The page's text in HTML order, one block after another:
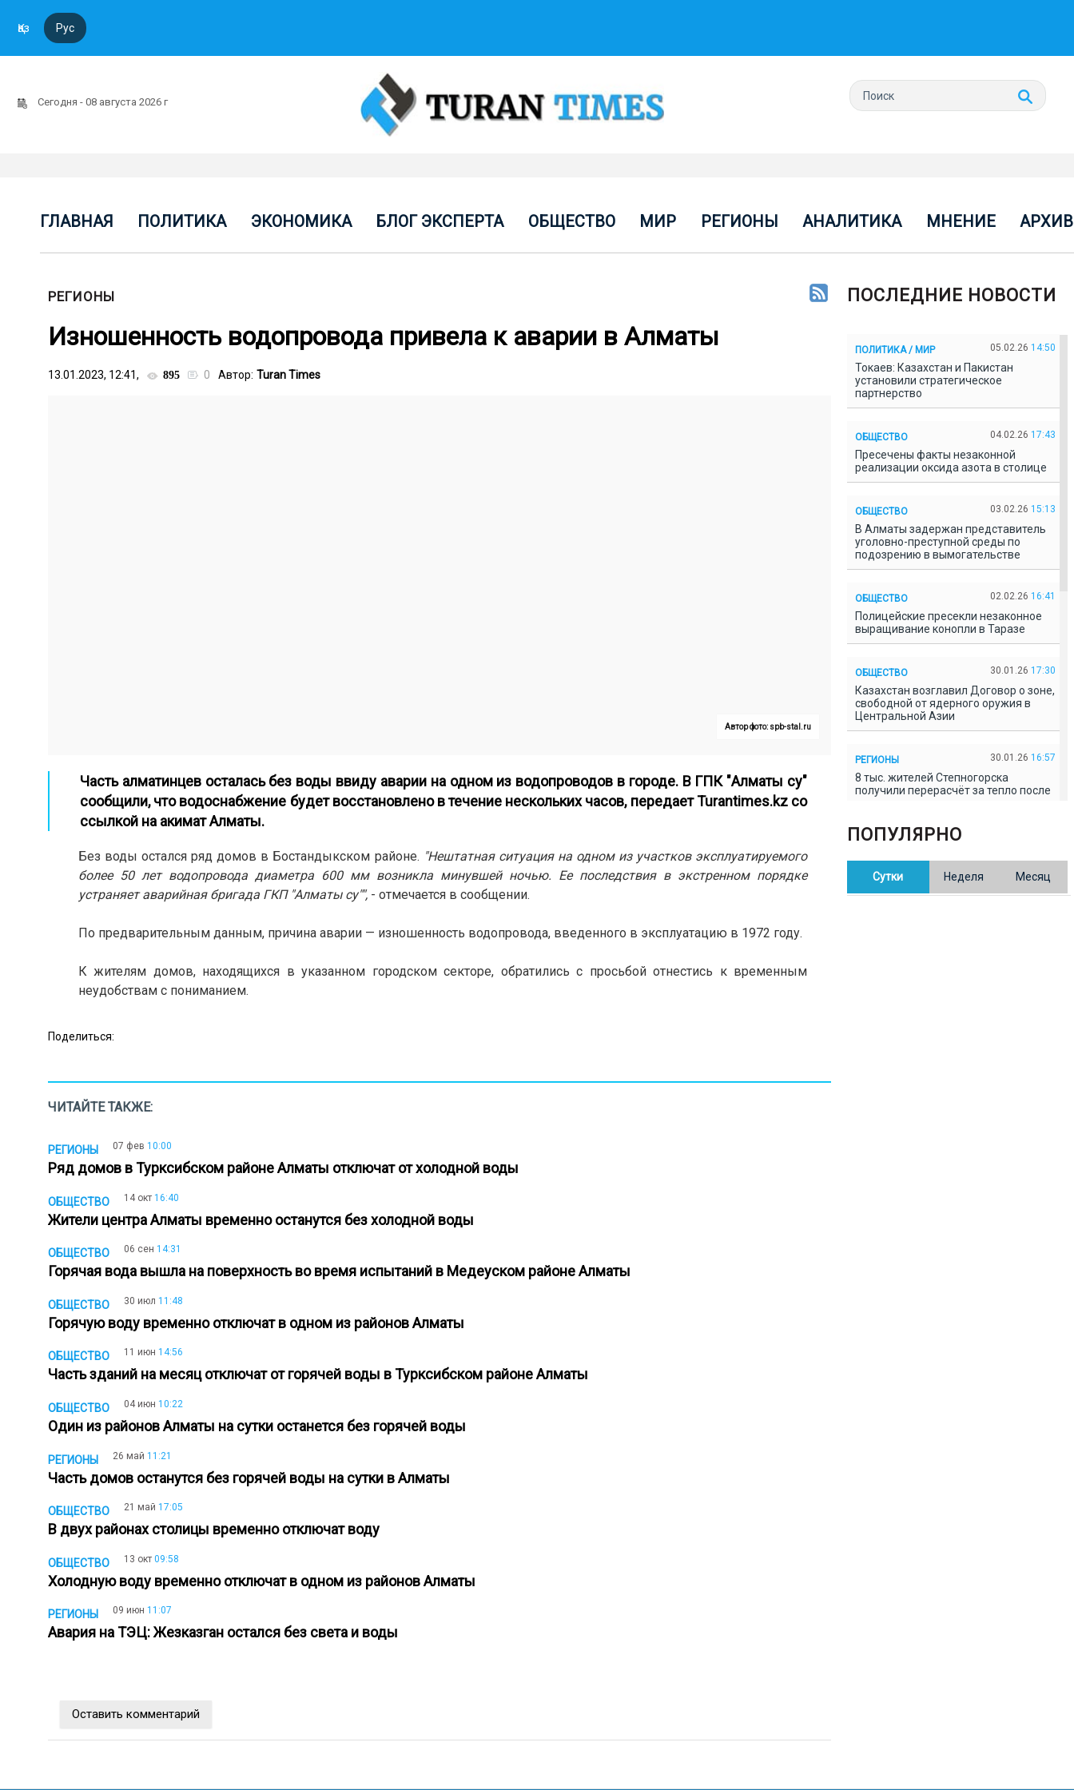
Қаз Рус
Сегодня - 08 августа 2026 г
ГЛАВНАЯ ПОЛИТИКА ЭКОНОМИКА БЛОГ ЭКСПЕРТА ОБЩЕСТВО МИР РЕГИОНЫ АНАЛИТИКА МНЕНИЕ АРХИВ
РЕГИОНЫ
Изношенность водопровода привела к аварии в Алматы
13.01.2023, 12:41, 895 0 Автор: Turan Times
Автор фото: spb-stal.ru
Часть алматинцев осталась без воды ввиду аварии на одном из водопроводов в городе. В ГПК "Алматы су"
сообщили, что водоснабжение будет восстановлено в течение нескольких часов, передаетTurantimes.kzсо
ссылкой на акимат Алматы.
Без воды остался ряд домов в Бостандыкском районе. "Нештатная ситуация на одном из участков эксплуатируемого
более 50 лет водопровода диаметра 600 мм возникла минувшей ночью. Ее последствия в экстренном порядке
устраняет аварийная бригада ГКП "Алматы су"", - отмечается в сообщении.
По предварительным данным, причина аварии — изношенность водопровода, введенного в эксплуатацию в 1972 году.
К жителям домов, находящихся в указанном городском секторе, обратились с просьбой отнестись к временным
неудобствам с пониманием.
Поделиться:
ЧИТАЙТЕ ТАКЖЕ:
РЕГИОНЫ 07 фев 10:00
Ряд домов в Турксибском районе Алматы отключат от холодной воды
ОБЩЕСТВО 14 окт 16:40
Жители центра Алматы временно останутся без холодной воды
ОБЩЕСТВО 06 сен 14:31
Горячая вода вышла на поверхность во время испытаний в Медеуском районе Алматы
ОБЩЕСТВО 30 июл 11:48
Горячую воду временно отключат в одном из районов Алматы
ОБЩЕСТВО 11 июн 14:56
Часть зданий на месяц отключат от горячей воды в Турксибском районе Алматы
ОБЩЕСТВО 04 июн 10:22
Один из районов Алматы на сутки останется без горячей воды
РЕГИОНЫ 26 май 11:21
Часть домов останутся без горячей воды на сутки в Алматы
ОБЩЕСТВО 21 май 17:05
В двух районах столицы временно отключат воду
ОБЩЕСТВО 13 окт 09:58
Холодную воду временно отключат в одном из районов Алматы
РЕГИОНЫ 09 июн 11:07
Авария на ТЭЦ: Жезказган остался без света и воды
Оставить комментарий
ПОСЛЕДНИЕ НОВОСТИ
ПОЛИТИКА / МИР 05.02.26 14:50
Токаев: Казахстан и Пакистан
установили стратегическое
партнерство
ОБЩЕСТВО 04.02.26 17:43
Пресечены факты незаконной
реализации оксида азота в столице
ОБЩЕСТВО 03.02.26 15:13
В Алматы задержан представитель
уголовно-преступной среды по
подозрению в вымогательстве
ОБЩЕСТВО 02.02.26 16:41
Полицейские пресекли незаконное
выращивание конопли в Таразе
ОБЩЕСТВО 30.01.26 17:30
Казахстан возглавил Договор о зоне,
свободной от ядерного оружия в
Центральной Азии
РЕГИОНЫ 30.01.26 16:57
8 тыс. жителей Степногорска
получили перерасчёт за тепло после
В Казахстане готовят новую
редакцию Конституции: меняется
ПОПУЛЯРНО
Сутки Неделя Месяц